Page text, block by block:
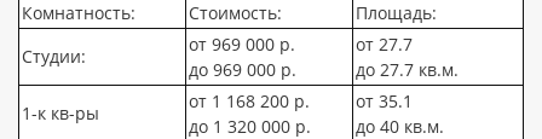
Комнатность: Стоимость:
Площадь:
Студии:
от 969 000 р.
до 969 000 р.
от 27.7
до 27.7 кв.м.
1-к кв-ры
от 1 168 200 р.
до 1 320 000 р.
от 35.1
до 40 кв.м.